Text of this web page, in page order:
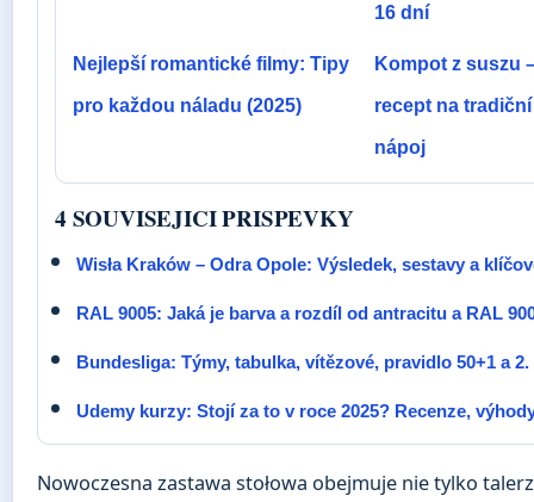
16 dní
Nejlepší romantické filmy: Tipy
pro každou náladu (2025)
Kompot z suszu
recept na
nápoj
4 SOUVISEJICI PRISPEVKY
Wisła Kraków – Odra Opole: Výsledek, sestavy a
RAL 9005: Jaká je barva a rozdíl od antracitu a RAL
Bundesliga: Týmy, tabulka, vítězové, pravidlo 50+1 a 2.
Udemy kurzy: Stojí za to v roce 2025? Recenze,
Nowoczesna zastawa stołowa obejmuje nie tylko